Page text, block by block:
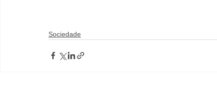
Sociedade